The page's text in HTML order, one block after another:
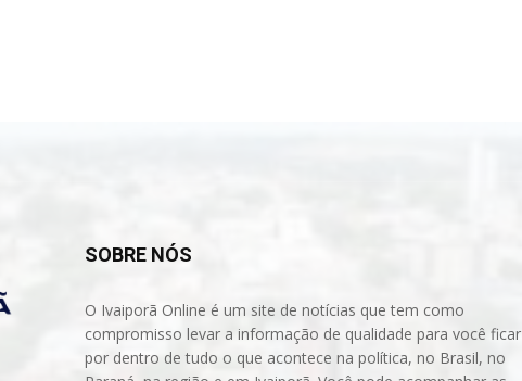
SOBRE NÓS
O Ivaiporã Online é um site de notícias que tem como
compromisso levar a informação de qualidade para você ficar
por dentro de tudo o que acontece na política, no Brasil, no